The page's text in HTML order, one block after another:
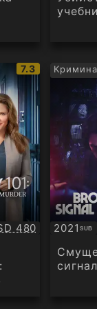
IMDb
рейтинг:
7.3
480 2021 SUB